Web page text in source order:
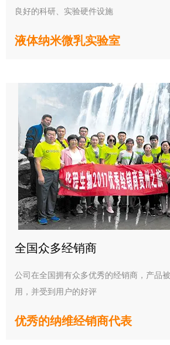
良好的科研、实验硬件设施
液体纳米微乳实验室
全国众多经销商
公司在全国拥有众多优秀的经销商，产品
用，并受到用户的好评
优秀的纳维经销商代表